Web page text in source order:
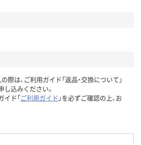
際は、ご利用ガイド「返品・交換について」
し込みください。
イド「ご利用ガイド 」を必ずご確認の上、お